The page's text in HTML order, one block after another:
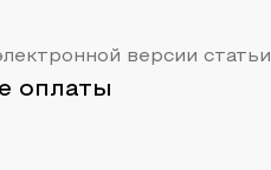
версии статьи
оплаты